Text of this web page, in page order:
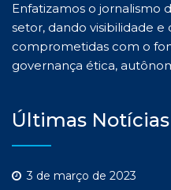
Enfatizamos o jornalismo
setor, dando visibilidade e
comprometidas com o
governança ética,
Últimas Notícias
3 de março de 2023